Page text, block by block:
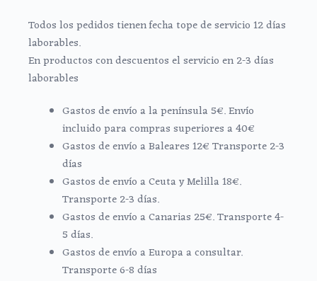
Todos los pedidos tienen fecha tope de servicio 12 días
laborables.
En productos con descuentos el servicio en 2-3 días
laborables
Gastos de envío a la península 5€. Envío
incluido para compras superiores a 40€
Gastos de envío a Baleares 12€ Transporte 2-3
días
Gastos de envío a Ceuta y Melilla 18€.
Transporte 2-3 días.
Gastos de envío a Canarias 25€. Transporte 4-
5 días.
Gastos de envío a Europa a consultar.
Transporte 6-8 días